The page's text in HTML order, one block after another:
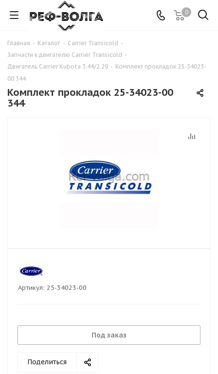
0
Главная - Каталог - Carrier Transicold -
Запчасти к двигателю Carrier Transicold -
Двигатель Carrier Kubota 3.44/2.29 - Комплект прокладок 25-34023-
00 344
Комплект прокладок 25-34023-00
344
Артикул: 25-34023-00
Под заказ
Поделиться